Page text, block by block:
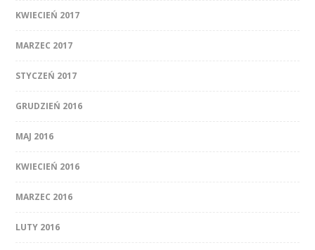
KWIECIEŃ 2017
MARZEC 2017
STYCZEŃ 2017
GRUDZIEŃ 2016
MAJ 2016
KWIECIEŃ 2016
MARZEC 2016
LUTY 2016